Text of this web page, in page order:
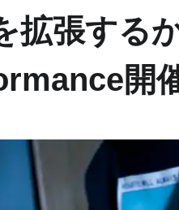
Fuji
Nagoya
Osaka
拡張する
開